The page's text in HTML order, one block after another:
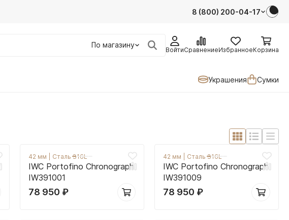
8 (800) 200-04-17
По магазину
ВойтиСравнениеИзбранноеКорзина
Украшения Сумки
42 мм Сталь 316L
IWC Portofino Chronograph
IW391001
78 950 ₽
42 мм Сталь 316L
IWC Portofino Chronograph
IW391009
78 950 ₽